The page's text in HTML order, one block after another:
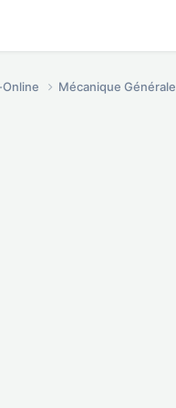
Mécanique Générale